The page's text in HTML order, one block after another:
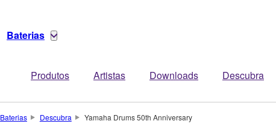
Baterias
Produtos Artistas Downloads Descubra
Baterias Descubra Yamaha Drums 50th Anniversary